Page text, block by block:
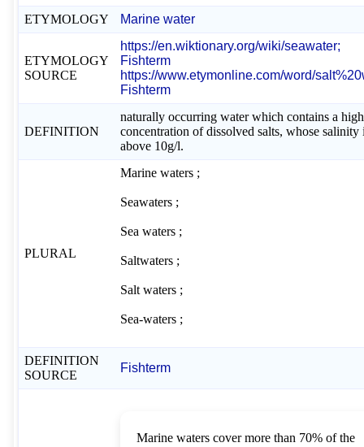
ETYMOLOGY Marine water
ETYMOLOGY
SOURCE
https://en.wiktionary.org/wiki/seawater;
Fishterm
https://www.etymonline.com/word/
Fishterm
DEFINITION
naturally occurring water which contains a high
concentration of dissolved salts, whose salinity
above 10g/l.
PLURAL
Marine waters ;
Seawaters ;
Sea waters ;
Saltwaters ;
Salt waters ;
Sea-waters ;
DEFINITION
SOURCE
Fishterm
Marine waters cover more than 70% of the